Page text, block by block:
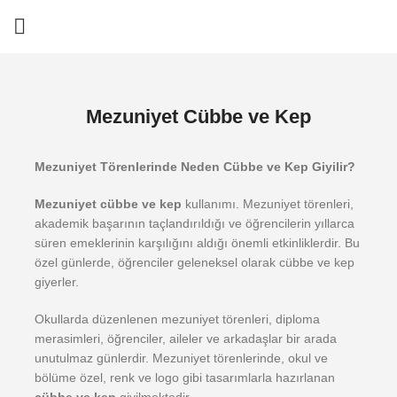
Mezuniyet Cübbe ve Kep
Mezuniyet Törenlerinde Neden Cübbe ve Kep Giyilir?
Mezuniyet cübbe ve kep kullanımı. Mezuniyet törenleri,
akademik başarının taçlandırıldığı ve öğrencilerin yıllarca
süren emeklerinin karşılığını aldığı önemli etkinliklerdir. Bu
özel günlerde, öğrenciler geleneksel olarak cübbe ve kep
giyerler.
Okullarda düzenlenen mezuniyet törenleri, diploma
merasimleri, öğrenciler, aileler ve arkadaşlar bir arada
unutulmaz günlerdir. Mezuniyet törenlerinde, okul ve
bölüme özel, renk ve logo gibi tasarımlarla hazırlanan